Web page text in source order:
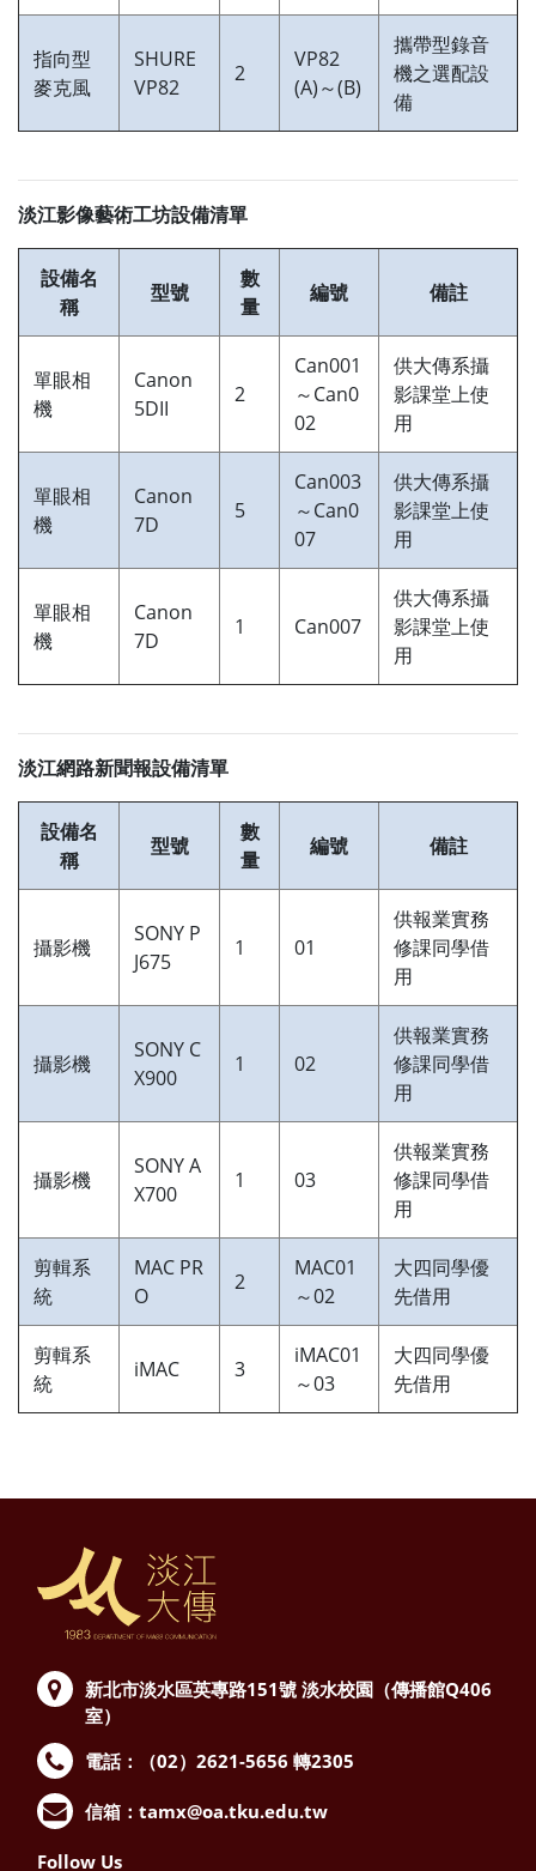
指向型
麥克風
SHURE
VP82
2
VP82
(A)～(B)
攜帶型錄音
機之選配設
備
淡江影像藝術工坊設備清單
設備名
稱
型號
數
量
編號 備註
單眼相
機
Canon
5DII
2
Can001
～Can0
02
供大傳系攝
影課堂上使
用
單眼相
機
Canon
7D
5
Can003
～Can0
07
供大傳系攝
影課堂上使
用
單眼相
機
Canon
7D
1 Can007
供大傳系攝
影課堂上使
用
淡江網路新聞報設備清單
設備名
稱
型號
數
量
編號 備註
攝影機
SONY P
J675
1 01
供報業實務
修課同學借
用
攝影機
SONY C
X900
1 02
供報業實務
修課同學借
用
攝影機
SONY A
X700
1 03
供報業實務
修課同學借
用
剪輯系
統
MAC PR
O
2
MAC01
～02
大四同學優
先借用
剪輯系
統
iMAC 3
iMAC01
～03
大四同學優
先借用
新北市淡水區英專路151號 淡水校園（傳播館Q406
室）
電話：（02）2621-5656 轉2305
信箱： tamx@oa.tku.edu.tw
Follow Us